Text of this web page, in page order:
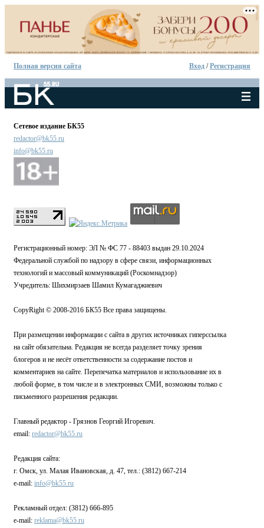
Полная версия сайта Вход /Регистрация
Сетевое издание БК55
redactor@bk55.ru
info@bk55.ru
Регистрационный номер: ЭЛ № ФС 77 - 88403 выдан 29.10.2024
Федеральной службой по надзору в сфере связи, информационных
технологий и массовый коммуникаций (Роскомнадзор)
Учредитель: Шихмирзаев Шамил Кумагаджиевич
CopyRight © 2008-2016 БК55 Все права защищены.
При размещении информации с сайта в других источниках гиперссылка
на сайт обязательна. Редакция не всегда разделяет точку зрения
блогеров и не несёт ответственности за содержание постов и
комментариев на сайте. Перепечатка материалов и использование их в
любой форме, в том числе и в электронных СМИ, возможны только с
письменного разрешения редакции.
Главный редактор - Грязнов Георгий Игоревич.
email: redactor@bk55.ru
Редакция сайта:
г. Омск, ул. Малая Ивановская, д. 47, тел.: (3812) 667-214
e-mail: info@bk55.ru
Рекламный отдел: (3812) 666-895
e-mail: reklama@bk55.ru